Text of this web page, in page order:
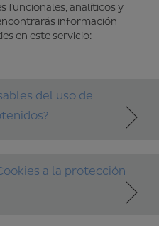
funcionales, analíticos y
información
en este servicio:
del uso de
a la protección